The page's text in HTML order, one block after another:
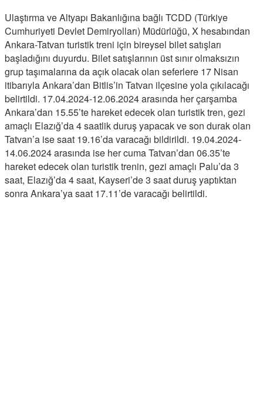
Ulaştırma ve Altyapı Bakanlığına bağlı TCDD (Türkiye
Cumhuriyeti Devlet Demiryolları) Müdürlüğü, X hesabından
Ankara-Tatvan turistik treni için bireysel bilet satışları
başladığını duyurdu. Bilet satışlarının üst sınır olmaksızın
grup taşımalarına da açık olacak olan seferlere 17 Nisan
itibarıyla Ankara’dan Bitlis’in Tatvan ilçesine yola çıkılacağı
belirtildi. 17.04.2024-12.06.2024 arasında her çarşamba
Ankara’dan 15.55’te hareket edecek olan turistik tren, gezi
amaçlı Elazığ’da 4 saatlik duruş yapacak ve son durak olan
Tatvan’a ise saat 19.16’da varacağı bildirildi. 19.04.2024-
14.06.2024 arasında ise her cuma Tatvan’dan 06.35’te
hareket edecek olan turistik trenin, gezi amaçlı Palu’da 3
saat, Elazığ’da 4 saat, Kayseri’de 3 saat duruş yaptıktan
sonra Ankara’ya saat 17.11’de varacağı belirtildi.